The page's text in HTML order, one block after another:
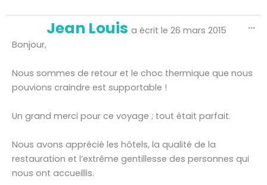
Jean Louis a écrit le 26 mars 2015
Bonjour,
Nous sommes de retour et le choc thermique que nous
pouvions craindre est supportable !
Un grand merci pour ce voyage ; tout était parfait.
Nous avons apprécié les hôtels, la qualité de la
restauration et l’extrême gentillesse des personnes qui
nous ont accueillis.
...